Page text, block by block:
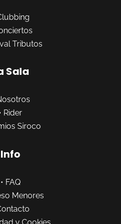
Tributos
Sala
Rider
Siroco
Info
• FAQ
Menores